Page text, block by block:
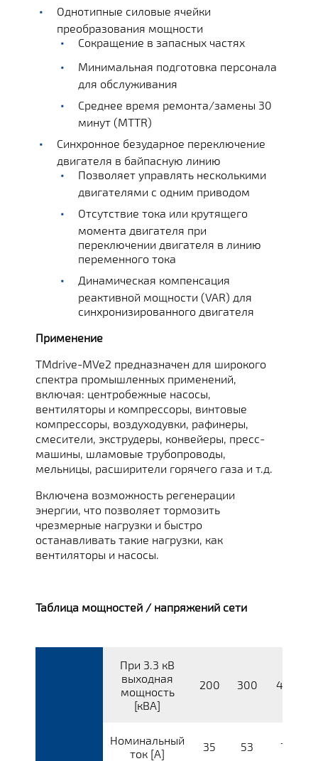
Однотипные силовые ячейки
преобразования мощности
Сокращение в запасных частях
Минимальная подготовка персонала
для обслуживания
Среднее время ремонта/замены 30
минут (MTTR)
Синхронное безударное переключение
двигателя в байпасную линию
Позволяет управлять несколькими
двигателями с одним приводом
Отсутствие тока или крутящего
момента двигателя при
переключении двигателя в линию
переменного тока
Динамическая компенсация
реактивной мощности (VAR) для
синхронизированного двигателя
Применение
TMdrive-MVe2 предназначен для широкого
спектра промышленных применений,
включая: центробежные насосы,
вентиляторы и компрессоры, винтовые
компрессоры, воздуходувки, рафинеры,
смесители, экструдеры, конвейеры, пресс-
машины, шламовые трубопроводы,
мельницы, расширители горячего газа и т.д.
Включена возможность регенерации
энергии, что позволяет тормозить
чрезмерные нагрузки и быстро
останавливать такие нагрузки, как
вентиляторы и насосы.
Таблица мощностей / напряжений сети
При 3.3 кВ
выходная
мощность
[кВА]
200 300 400
Номинальный
ток [A]
35 53 70